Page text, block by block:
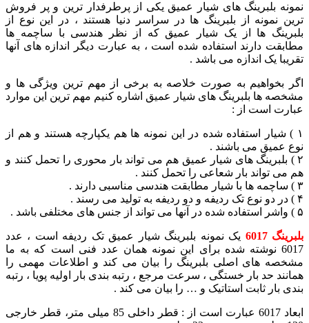
نمونه بلبرینگ های شیار عمیق یکی از پرطرفدار ترین و پر فروش
ترین نمونه از بلبرینگ ها در سراسر دنیا هستند ، در این نوع از
بلبرینگ ها از یک شیار عمیق که از نظر هندسی با ساچمه ها
مطابقت دارند استفاده شده است ،‌ به عبارت دیگر اندازه های آنها
تقریبا یک اندازه می باشد .
اگر بخواهیم به صورت خلاصه به برخی از مهم ترین ویژگی ها و
مشخصه ها بلبرینگ های شیار عمیق اشاره کنیم مهم ترین این موارد
عبارت است از :
۱ ) شیار استفاده شده در این نمونه ها هم یکپارچه هستند و هم از
نوع عمیق می باشند .
۲ )‌ بلبرینگ های شیار عمیق هم می تواند بار محوری را تحمل کنند و
هم می تواند بار شعاعی را تحمل کنند .
۳ ) ساچمه‌ ها با شیار مطابقت هندسی مناسبی دارند .
۴ ) در دو نوع تک ردیفه و دو ردیفه به تولید می رسند .
۵ ) واشر استفاده شده در آنها می تواند از جنس های مختلفی باشد .
بلبرینگ 6017
یک نمونه بلبرینگ شیار عمیق تک ردیفه است ، عدد
6017 نوشته شده برای این نمونه همان عدد فنی است که به ما
مشخصه های اصلی بلبرینگ را بیان می کند و اطلاعات مهمی را
همانند حد بار خستگی ، سرعت مرجع ، رتبه بندی بار اولیه پویا ، رتبه
بندی بار ثابت استاتیک و … را بیان می کند .
ابعاد 6017 عبارت است از : قطر داخلی 85 میلی متر، قطر خارجی